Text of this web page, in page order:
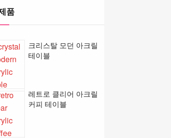
품
크리스탈 모던 아크릴
테이블
레트로 클리어 아크릴
커피 테이블